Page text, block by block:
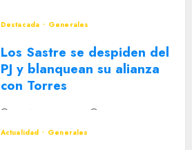
Destacada Generales
Los Sastre se despiden del
PJ y blanquean su alianza
con Torres
2 DE AGOSTO DE 2026
Actualidad
Generales